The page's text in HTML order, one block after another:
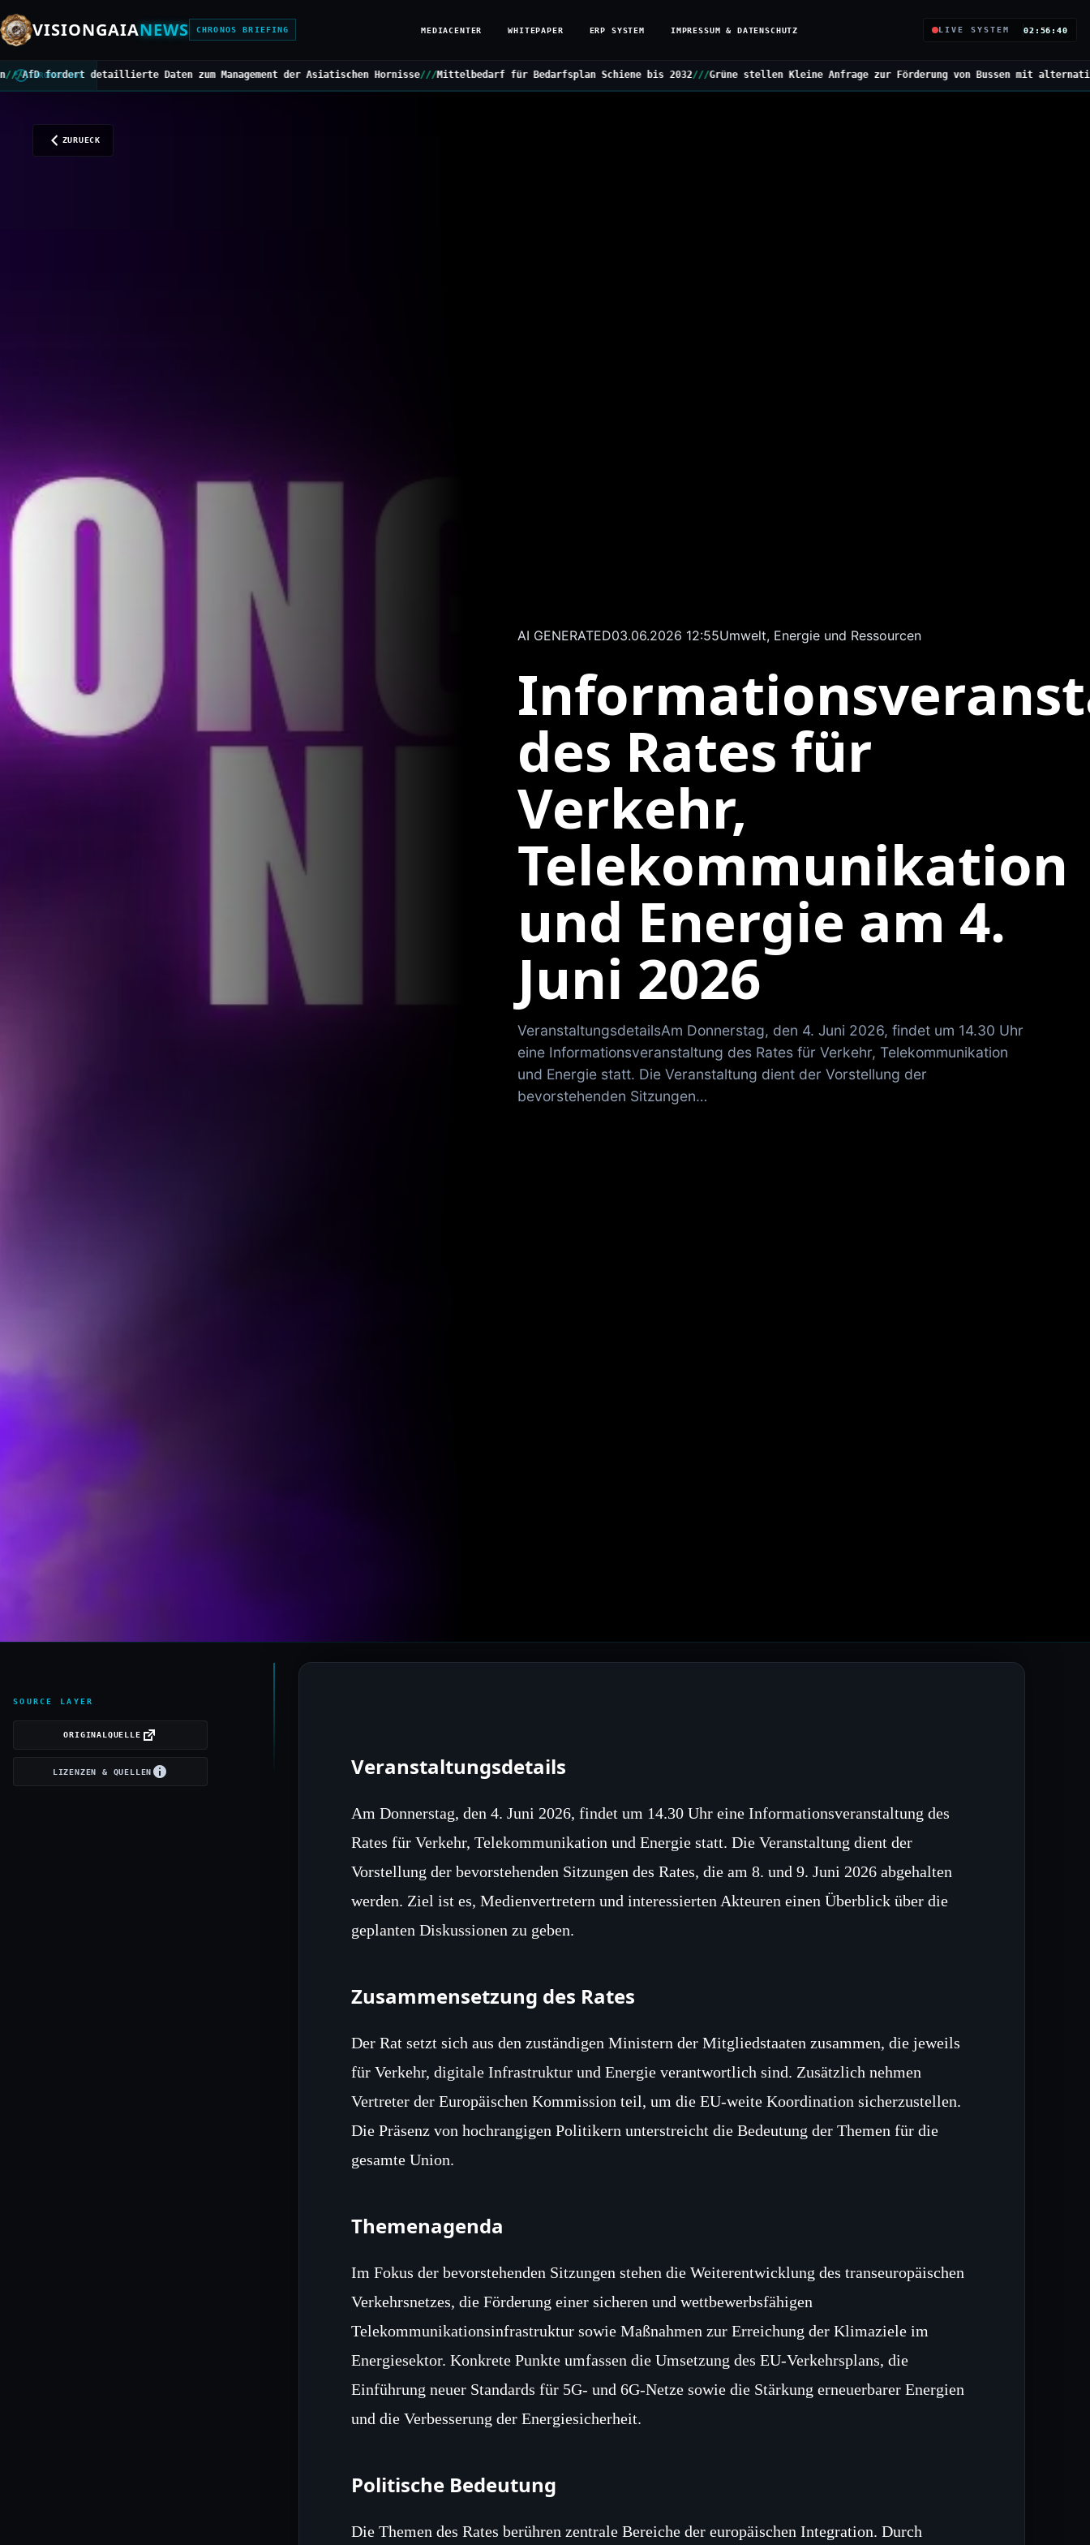
VISIONGAIANEWS CHRONOS BRIEFING MEDIACENTER WHITEPAPER ERP SYSTEM IMPRESSUM & DATENSCHUTZ LIVE SYSTEM 02:56:41
CHRONOS BUS
Daten zum Management der Asiatischen Hornisse///Mittelbedarf für Bedarfsplan Schiene bis 2032///Grüne stellen Kleine Anfrage zur Förderung von Bussen mit alternativen Antrieben///
ZURUECK
AI GENERATED03.06.2026 12:55Umwelt, Energie und Ressourcen
des Rates für
Verkehr,
Telekommunikation
und Energie am 4.
Juni 2026
VeranstaltungsdetailsAm Donnerstag, den 4. Juni 2026, findet um 14.30 Uhr
eine Informationsveranstaltung des Rates für Verkehr, Telekommunikation
und Energie statt. Die Veranstaltung dient der Vorstellung der
bevorstehenden Sitzungen…
SOURCE LAYER
ORIGINALQUELLE
LIZENZEN & QUELLEN Veranstaltungsdetails
Am Donnerstag, den 4. Juni 2026, findet um 14.30 Uhr eine Informationsveranstaltung des
Rates für Verkehr, Telekommunikation und Energie statt. Die Veranstaltung dient der
Vorstellung der bevorstehenden Sitzungen des Rates, die am 8. und 9. Juni 2026 abgehalten
werden. Ziel ist es, Medienvertretern und interessierten Akteuren einen Überblick über die
geplanten Diskussionen zu geben.
Zusammensetzung des Rates
Der Rat setzt sich aus den zuständigen Ministern der Mitgliedstaaten zusammen, die jeweils
für Verkehr, digitale Infrastruktur und Energie verantwortlich sind. Zusätzlich nehmen
Vertreter der Europäischen Kommission teil, um die EU-weite Koordination sicherzustellen.
Die Präsenz von hochrangigen Politikern unterstreicht die Bedeutung der Themen für die
gesamte Union.
Themenagenda
Im Fokus der bevorstehenden Sitzungen stehen die Weiterentwicklung des transeuropäischen
Verkehrsnetzes, die Förderung einer sicheren und wettbewerbsfähigen
Telekommunikationsinfrastruktur sowie Maßnahmen zur Erreichung der Klimaziele im
Energiesektor. Konkrete Punkte umfassen die Umsetzung des EU‑Verkehrsplans, die
Einführung neuer Standards für 5G‑ und 6G‑Netze sowie die Stärkung erneuerbarer Energien
und die Verbesserung der Energiesicherheit.
Politische Bedeutung
Die Themen des Rates berühren zentrale Bereiche der europäischen Integration. Durch